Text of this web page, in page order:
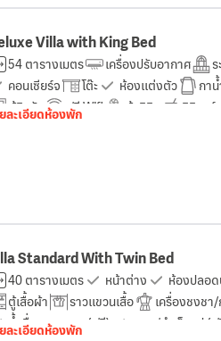
Villa with King Bed
54 ตารางเมตร เครื่องปรับอากาศ
คอนเซียร์จ
โต๊ะ ห้องแต่งตัว กา
ตู้นิรภัย
ฟรี Wifi ผ้าลินิน มินิบาร์
ละเอียดห้องพัก
Standard With Twin Bed
40 ตารางเมตร หน้าต่าง ห้องปลอ
ตู้เสื้อผ้า
ราวแขวนเสื้อ เครื่องชงช
น้ำดื่มบรรจุขวด (ฟรี)
กาแฟสำเร็จรูป (
ละเอียดห้องพัก